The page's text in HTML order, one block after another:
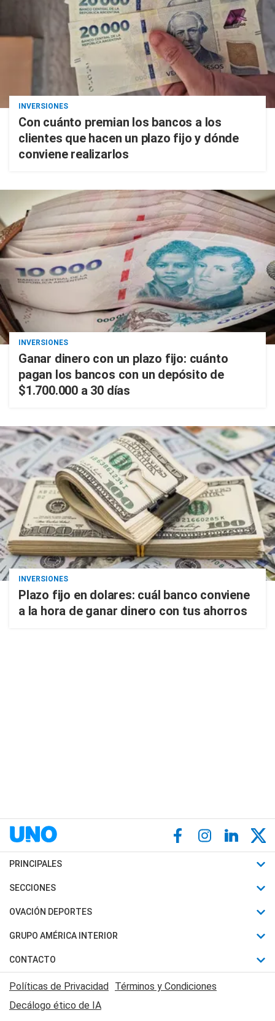
INVERSIONES
Con cuánto premian los bancos a los
clientes que hacen un plazo fijo y dónde
conviene realizarlos
INVERSIONES
Ganar dinero con un plazo fijo: cuánto
pagan los bancos con un depósito de
$1.700.000 a 30 días
INVERSIONES
Plazo fijo en dolares: cuál banco conviene
a la hora de ganar dinero con tus ahorros
PRINCIPALES
Últimas Noticias
Política
Judiciales
Economia
SECCIONES
Horóscopo
Motores
Trucos caseros
Series y Películas
Edictos y Solicitadas
OVACIÓN DEPORTES
Fútbol
Mundial
Automovilismo
Rugby
GRUPO AMÉRICA INTERIOR
Canal 7 en Vivo
CONTACTO
Acerca de Nosotros
Contactanos
Políticas de Privacidad Términos y Condiciones
Decálogo ético de IA